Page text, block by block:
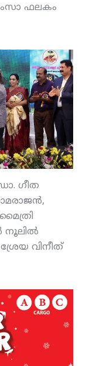
ഫലകം
ഗീത
നൂലില്‍
വിനീത്